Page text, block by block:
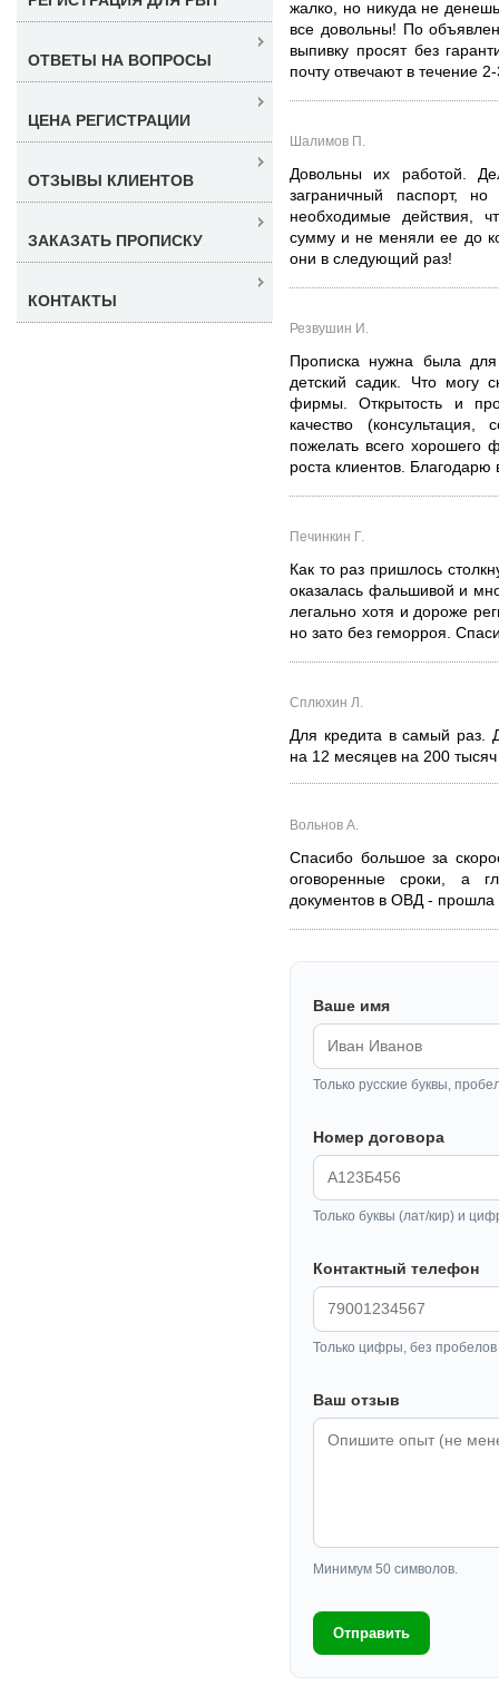
жалко, но никуда не
все довольны! По
выпивку просят без
почту отвечают в течение
Шалимов П.
Довольны их работой.
заграничный паспорт,
необходимые действия,
сумму и не меняли ее до
они в следующий раз!
Резвушин И.
Прописка нужна была
детский садик. Что могу
фирмы. Открытость и
качество
пожелать всего хорошего
роста клиентов. Благодарю
Печинкин Г.
Как то раз пришлось
оказалась фальшивой и
легально хотя и дороже
но зато без геморроя.
Сплюхин Л.
Для кредита в самый раз.
на 12 месяцев на 200
Вольнов А.
Спасибо большое за
оговоренные сроки, а
документов в ОВД - прошла
Ваше имя
Только русские буквы,
Номер договора
Только буквы (лат/кир) и
Контактный телефон
Только цифры, без
Ваш отзыв
Минимум 50 символов.
Отправить
ОТВЕТЫ НА ВОПРОСЫ
ЦЕНА РЕГИСТРАЦИИ
ОТЗЫВЫ КЛИЕНТОВ
ЗАКАЗАТЬ ПРОПИСКУ
КОНТАКТЫ